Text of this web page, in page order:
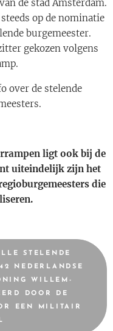
de stad Amsterdam.
op de nominatie
burgemeester.
gekozen volgens
over de stelende
ligt ook bij de
uiteindelijk zijn het
die
STELENDE
NEDERLANDSE
WILLEM-
DOOR DE
EEN MILITAIR